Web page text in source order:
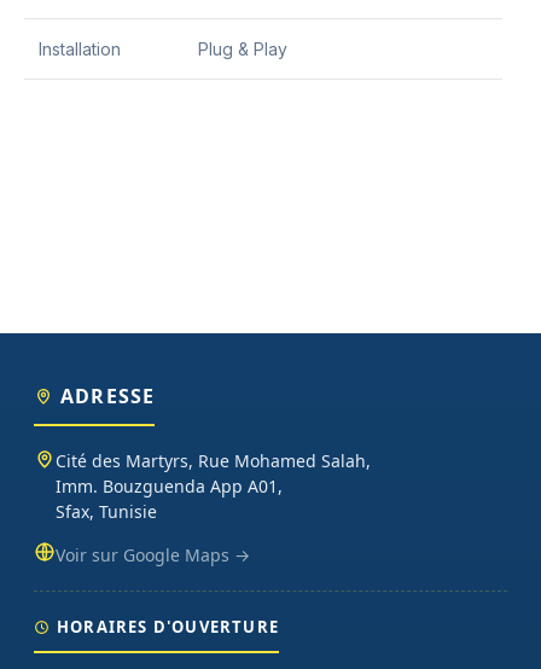
Installation Plug & Play
ADRESSE
Cité des Martyrs, Rue Mohamed Salah,
Imm. Bouzguenda App A01,
Sfax, Tunisie
Voir sur Google Maps →
HORAIRES D'OUVERTURE